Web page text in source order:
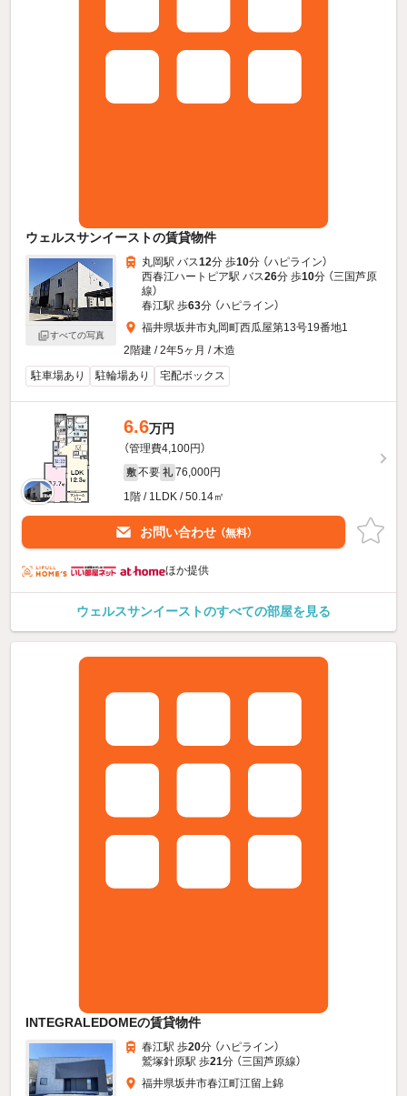
ウェルスサンイーストの賃貸物件
すべての写真
丸岡駅 バス12分 歩10分 （ハピライン）
西春江ハートピア駅 バス26分 歩10分 （三国芦原
線）
春江駅 歩63分 （ハピライン）
福井県坂井市丸岡町西瓜屋第13号19番地1
2階建 / 2年5ヶ月 / 木造
駐車場あり
駐輪場あり 宅配ボックス
6.6万円
（管理費4,100円）
敷 不要 礼 76,000円
1階 / 1LDK / 50.14㎡
お問い合わせ （無料）
ほか提供
ウェルスサンイーストのすべての部屋を見る
INTEGRALEDOMEの賃貸物件
春江駅 歩20分 （ハピライン）
鷲塚針原駅 歩21分 （三国芦原線）
福井県坂井市春江町江留上錦